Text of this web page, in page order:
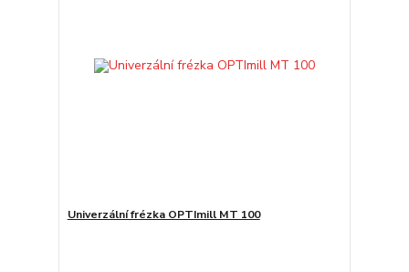
Univerzální frézka OPTImill MT 100